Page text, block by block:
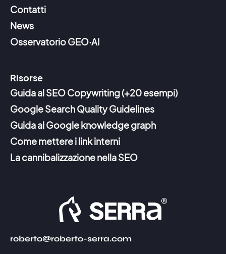
Contatti
News
Osservatorio GEO·AI
Risorse
Guida al SEO Copywriting (+20 esempi)
Google Search Quality Guidelines
Guida al Google knowledge graph
Come mettere i link interni
La cannibalizzazione nella SEO
roberto@roberto-serra.com